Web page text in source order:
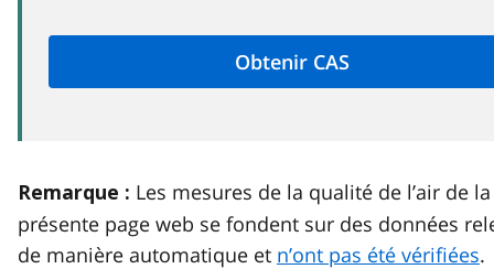
Remarque : Les mesures de la qualité de l’air de la
présente page web se fondent sur des données
de manière automatique et n’ont pas été vérifiées.